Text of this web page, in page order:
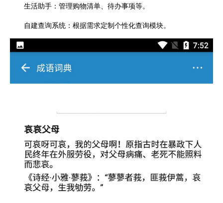
生活助手：管理购物清单、待办事项等。
自建查询系统：根据需求定制个性化查询模块。